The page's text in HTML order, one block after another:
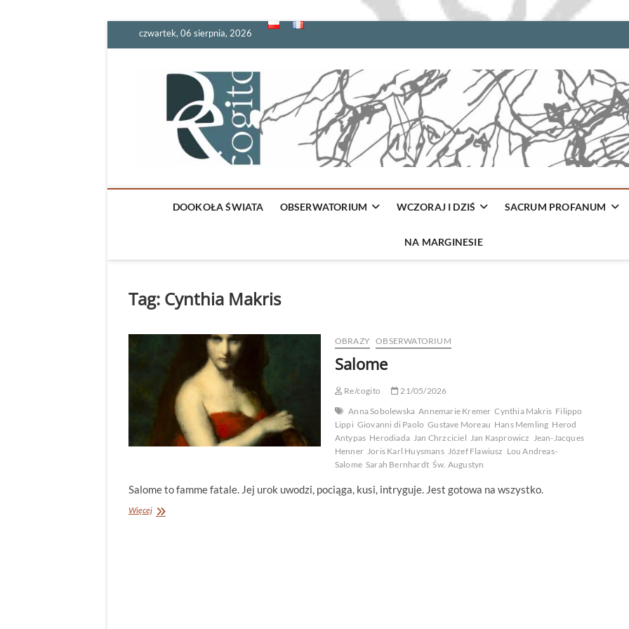
czwartek, 06 sierpnia, 2026
DOOKOŁA ŚWIATA OBSERWATORIUM WCZORAJ I DZIŚ SACRUM PROFANUM
NA MARGINESIE
Tag: Cynthia Makris
OBRAZY OBSERWATORIUM
Salome
Re/cogito
21/05/2026
Anna Sobolewska Annemarie Kremer Cynthia Makris Filippo
Lippi Giovanni di Paolo Gustave Moreau Hans Memling Herod
Antypas Herodiada Jan Chrzciciel Jan Kasprowicz Jean-Jacques
Henner Joris Karl Huysmans Józef Flawiusz Lou Andreas-
Salome Sarah Bernhardt Św. Augustyn
Salome to famme fatale. Jej urok uwodzi, pociąga, kusi, intryguje. Jest gotowa na wszystko.
WięcejSalome